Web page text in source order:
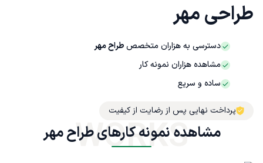
طراحی مهر
دسترسی به هزاران متخصصطراح مهر
مشاهده هزاران نمونه کار
ساده و سریع
پرداخت نهایی پس از رضایت از کیفیت
مشاهده نمونه کارهای طراح مهر
WORKS